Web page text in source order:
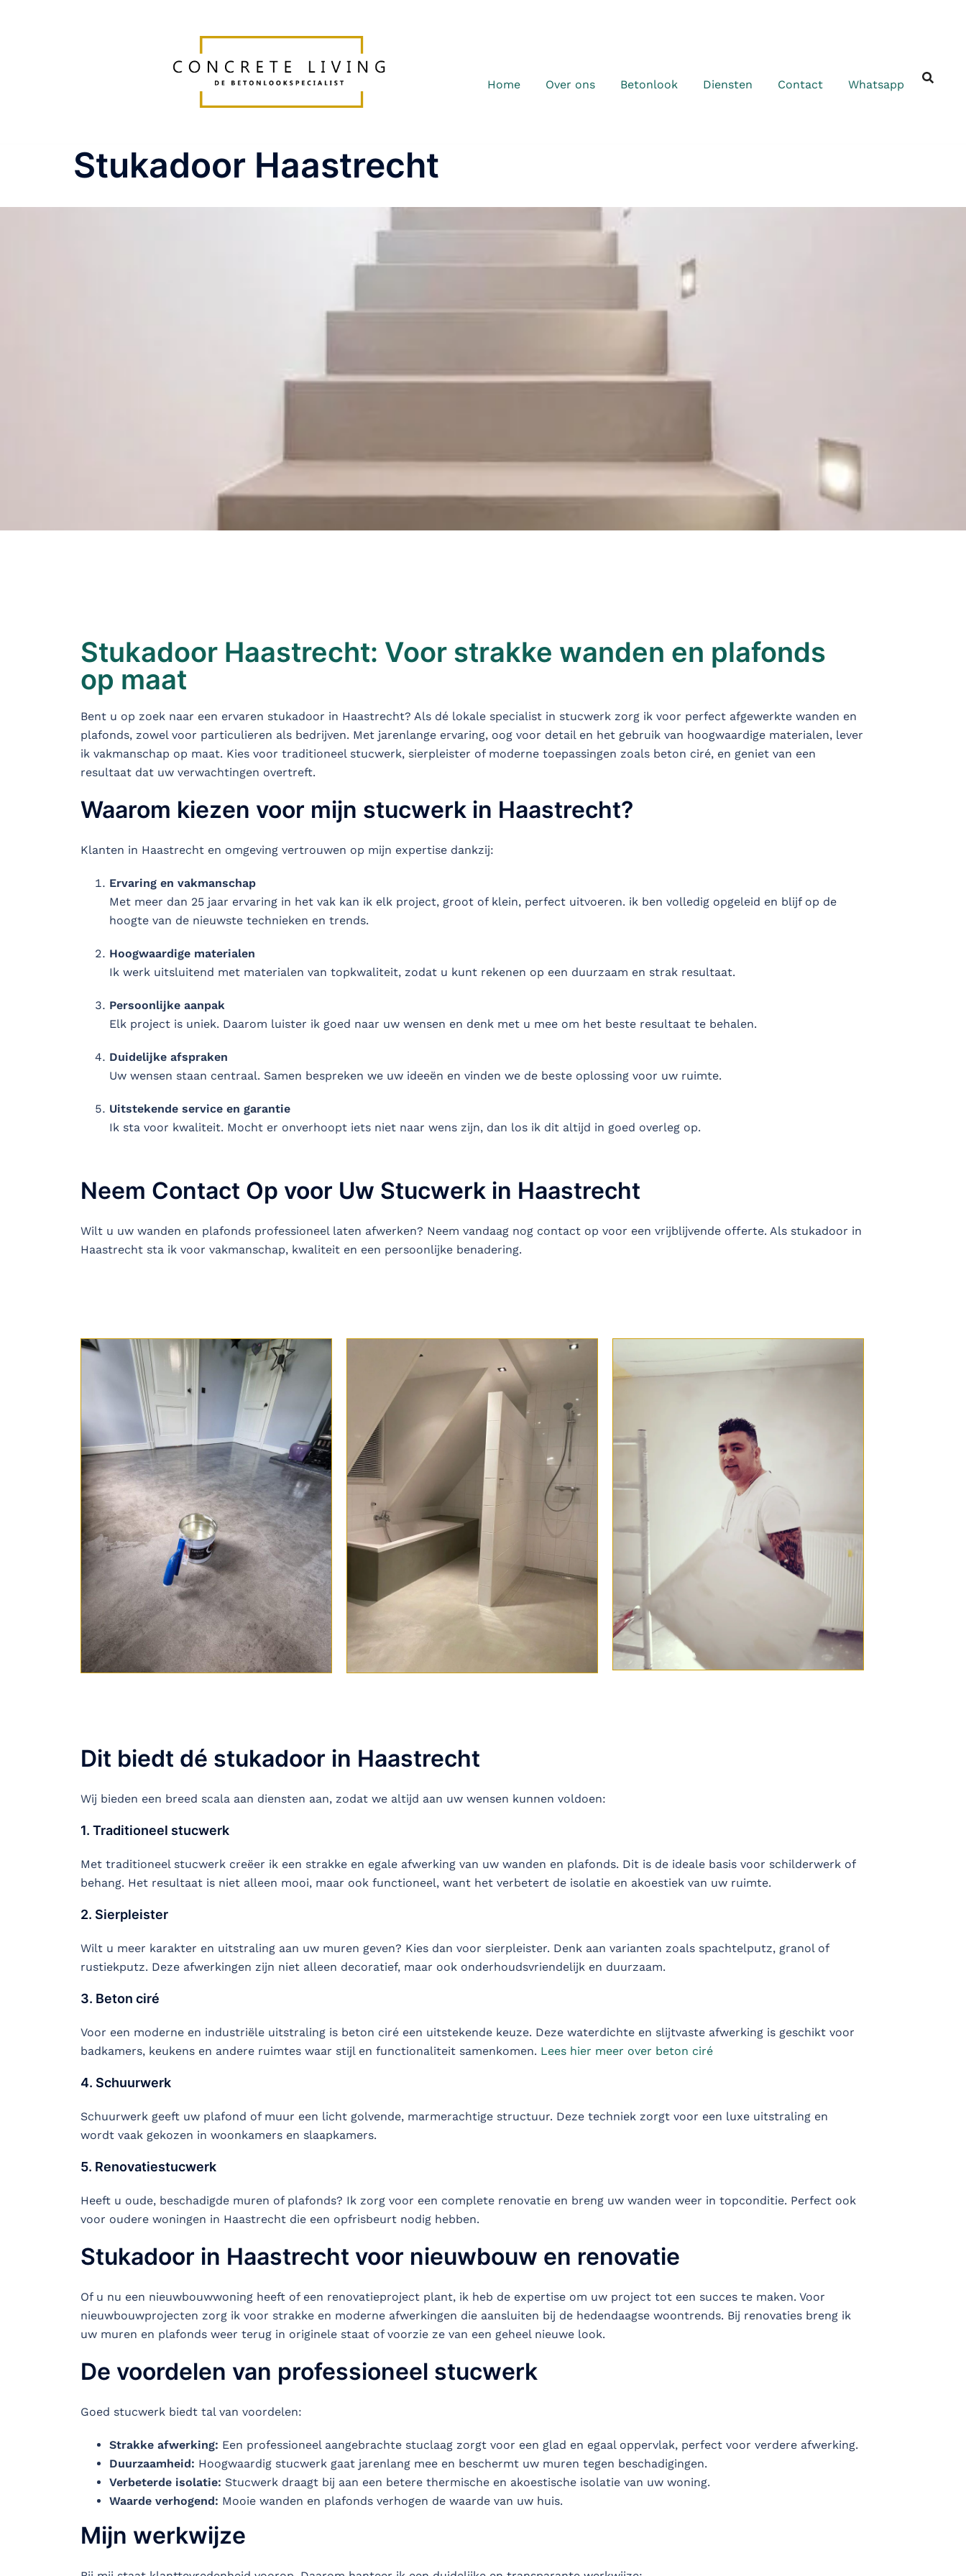
Home Over ons Betonlook Diensten Contact Whatsapp
Stukadoor Haastrecht
Stukadoor Haastrecht: Voor strakke wanden en plafonds
op maat
Bent u op zoek naar een ervaren stukadoor in Haastrecht? Als dé lokale specialist in stucwerk zorg ik voor perfect afgewerkte wanden en
plafonds, zowel voor particulieren als bedrijven. Met jarenlange ervaring, oog voor detail en het gebruik van hoogwaardige materialen, lever
ik vakmanschap op maat. Kies voor traditioneel stucwerk, sierpleister of moderne toepassingen zoals beton ciré, en geniet van een
resultaat dat uw verwachtingen overtreft.
Waarom kiezen voor mijn stucwerk in Haastrecht?
Klanten in Haastrecht en omgeving vertrouwen op mijn expertise dankzij:
Ervaring en vakmanschap
Met meer dan 25 jaar ervaring in het vak kan ik elk project, groot of klein, perfect uitvoeren. ik ben volledig opgeleid en blijf op de
hoogte van de nieuwste technieken en trends.
Hoogwaardige materialen
Ik werk uitsluitend met materialen van topkwaliteit, zodat u kunt rekenen op een duurzaam en strak resultaat.
Persoonlijke aanpak
Elk project is uniek. Daarom luister ik goed naar uw wensen en denk met u mee om het beste resultaat te behalen.
Duidelijke afspraken
Uw wensen staan centraal. Samen bespreken we uw ideeën en vinden we de beste oplossing voor uw ruimte.
Uitstekende service en garantie
Ik sta voor kwaliteit. Mocht er onverhoopt iets niet naar wens zijn, dan los ik dit altijd in goed overleg op.
Neem Contact Op voor Uw Stucwerk in Haastrecht
Wilt u uw wanden en plafonds professioneel laten afwerken? Neem vandaag nog contact op voor een vrijblijvende offerte. Als stukadoor in
Haastrecht sta ik voor vakmanschap, kwaliteit en een persoonlijke benadering.
Dit biedt dé stukadoor in Haastrecht
Wij bieden een breed scala aan diensten aan, zodat we altijd aan uw wensen kunnen voldoen:
1. Traditioneel stucwerk
Met traditioneel stucwerk creëer ik een strakke en egale afwerking van uw wanden en plafonds. Dit is de ideale basis voor schilderwerk of
behang. Het resultaat is niet alleen mooi, maar ook functioneel, want het verbetert de isolatie en akoestiek van uw ruimte.
2. Sierpleister
Wilt u meer karakter en uitstraling aan uw muren geven? Kies dan voor sierpleister. Denk aan varianten zoals spachtelputz, granol of
rustiekputz. Deze afwerkingen zijn niet alleen decoratief, maar ook onderhoudsvriendelijk en duurzaam.
3. Beton ciré
Voor een moderne en industriële uitstraling is beton ciré een uitstekende keuze. Deze waterdichte en slijtvaste afwerking is geschikt voor
badkamers, keukens en andere ruimtes waar stijl en functionaliteit samenkomen. Lees hier meer over beton ciré
4. Schuurwerk
Schuurwerk geeft uw plafond of muur een licht golvende, marmerachtige structuur. Deze techniek zorgt voor een luxe uitstraling en
wordt vaak gekozen in woonkamers en slaapkamers.
5. Renovatiestucwerk
Heeft u oude, beschadigde muren of plafonds? Ik zorg voor een complete renovatie en breng uw wanden weer in topconditie. Perfect ook
voor oudere woningen in Haastrecht die een opfrisbeurt nodig hebben.
Stukadoor in Haastrecht voor nieuwbouw en renovatie
Of u nu een nieuwbouwwoning heeft of een renovatieproject plant, ik heb de expertise om uw project tot een succes te maken. Voor
nieuwbouwprojecten zorg ik voor strakke en moderne afwerkingen die aansluiten bij de hedendaagse woontrends. Bij renovaties breng ik
uw muren en plafonds weer terug in originele staat of voorzie ze van een geheel nieuwe look.
De voordelen van professioneel stucwerk
Goed stucwerk biedt tal van voordelen:
Strakke afwerking: Een professioneel aangebrachte stuclaag zorgt voor een glad en egaal oppervlak, perfect voor verdere afwerking.
Duurzaamheid: Hoogwaardig stucwerk gaat jarenlang mee en beschermt uw muren tegen beschadigingen.
Verbeterde isolatie: Stucwerk draagt bij aan een betere thermische en akoestische isolatie van uw woning.
Waarde verhogend: Mooie wanden en plafonds verhogen de waarde van uw huis.
Mijn werkwijze